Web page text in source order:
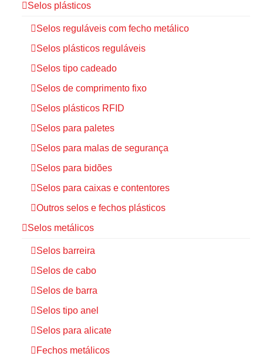
Selos plásticos
Selos reguláveis com fecho metálico
Selos plásticos reguláveis
Selos tipo cadeado
Selos de comprimento fixo
Selos plásticos RFID
Selos para paletes
Selos para malas de segurança
Selos para bidões
Selos para caixas e contentores
Outros selos e fechos plásticos
Selos metálicos
Selos barreira
Selos de cabo
Selos de barra
Selos tipo anel
Selos para alicate
Fechos metálicos